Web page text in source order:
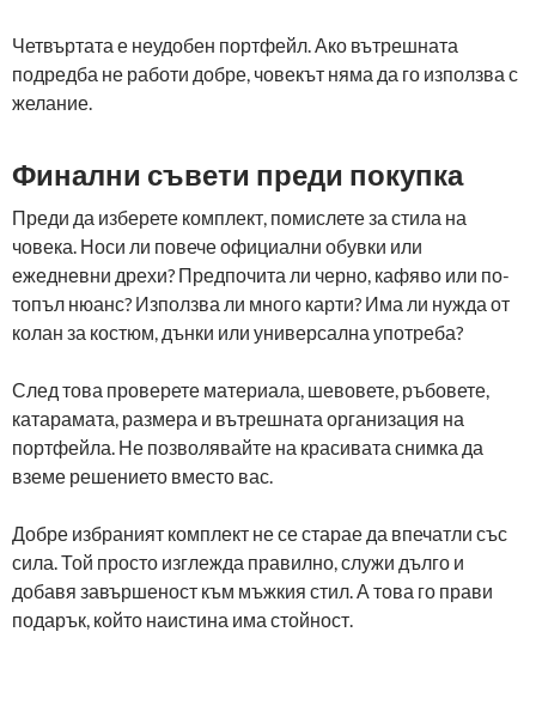
Четвъртата е неудобен портфейл. Ако вътрешната
подредба не работи добре, човекът няма да го използва с
желание.
Финални съвети преди покупка
Преди да изберете комплект, помислете за стила на
човека. Носи ли повече официални обувки или
ежедневни дрехи? Предпочита ли черно, кафяво или по-
топъл нюанс? Използва ли много карти? Има ли нужда от
колан за костюм, дънки или универсална употреба?
След това проверете материала, шевовете, ръбовете,
катарамата, размера и вътрешната организация на
портфейла. Не позволявайте на красивата снимка да
вземе решението вместо вас.
Добре избраният комплект не се старае да впечатли със
сила. Той просто изглежда правилно, служи дълго и
добавя завършеност към мъжкия стил. А това го прави
подарък, който наистина има стойност.